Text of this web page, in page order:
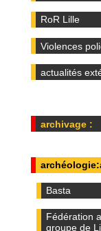
RoR Lille
Violences
actualités
archivage :
Basta
Fédération
groupe de